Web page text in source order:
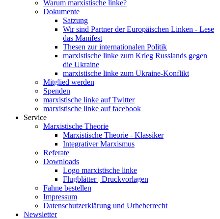
Warum marxistische linke?
Dokumente
Satzung
Wir sind Partner der Europäischen Linken - Lese
das Manifest
Thesen zur internationalen Politik
marxistische linke zum Krieg Russlands gegen
die Ukraine
marxistische linke zum Ukraine-Konflikt
Mitglied werden
Spenden
marxistische linke auf Twitter
marxistische linke auf facebook
Service
Marxistische Theorie
Marxistische Theorie - Klassiker
Integrativer Marxismus
Referate
Downloads
Logo marxistische linke
Flugblätter | Druckvorlagen
Fahne bestellen
Impressum
Datenschutzerklärung und Urheberrecht
Newsletter